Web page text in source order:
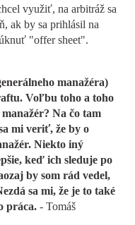
využiť, na arbitráž sa
ak by sa prihlásil na
"offer sheet".
manažéra)
Voľbu toho a toho
Na čo tam
mi veriť, že by o
Niekto iný
keď ich sleduje po
by som rád vedel,
sa mi, že je to také
práca. - Tomáš